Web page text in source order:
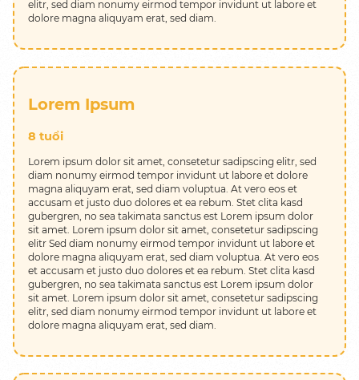
elitr, sed diam nonumy eirmod tempor invidunt ut labore et
dolore magna aliquyam erat, sed diam.
Lorem Ipsum
8 tuổi
Lorem ipsum dolor sit amet, consetetur sadipscing elitr, sed
diam nonumy eirmod tempor invidunt ut labore et dolore
magna aliquyam erat, sed diam voluptua. At vero eos et
accusam et justo duo dolores et ea rebum. Stet clita kasd
gubergren, no sea takimata sanctus est Lorem ipsum dolor
sit amet. Lorem ipsum dolor sit amet, consetetur sadipscing
elitr Sed diam nonumy eirmod tempor invidunt ut labore et
dolore magna aliquyam erat, sed diam voluptua. At vero eos
et accusam et justo duo dolores et ea rebum. Stet clita kasd
gubergren, no sea takimata sanctus est Lorem ipsum dolor
sit amet. Lorem ipsum dolor sit amet, consetetur sadipscing
elitr, sed diam nonumy eirmod tempor invidunt ut labore et
dolore magna aliquyam erat, sed diam.